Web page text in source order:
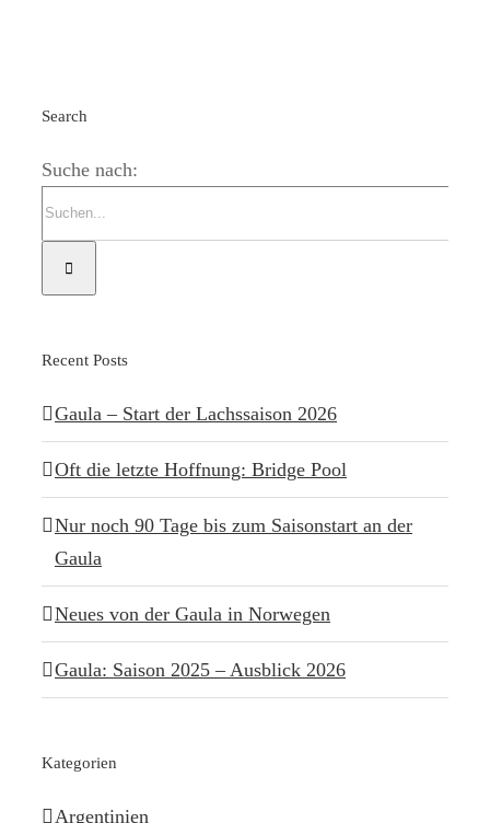
Search
Suche nach:
Recent Posts
Gaula – Start der Lachssaison 2026
Oft die letzte Hoffnung: Bridge Pool
Nur noch 90 Tage bis zum Saisonstart an der
Gaula
Neues von der Gaula in Norwegen
Gaula: Saison 2025 – Ausblick 2026
Kategorien
Argentinien